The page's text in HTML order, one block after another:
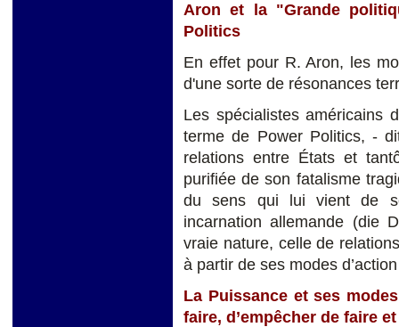
Aron et la "Grande
Politics
En effet pour R. Aron, les
d'une sorte de résonances
Les spécialistes américains
terme de Power Politics, -
relations entre États et
purifiée de son fatalisme
du sens qui lui vient de
incarnation allemande (die
vraie nature, celle de
à partir de ses modes d’action
La Puissance et ses
faire, d’empêcher de faire